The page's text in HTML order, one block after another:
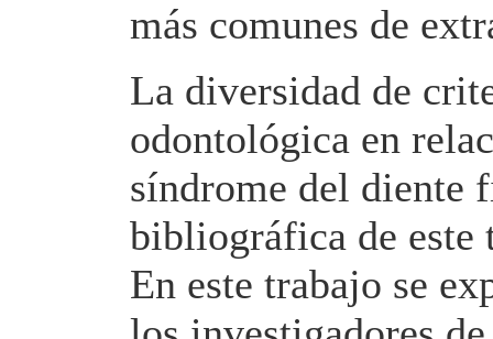
más comunes de
La diversidad de
odontológica en
síndrome del diente
bibliográfica de
En este trabajo se